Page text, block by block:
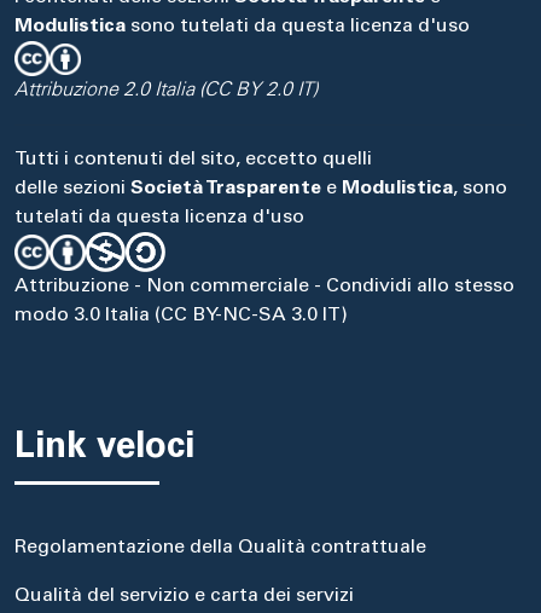
Modulistica sono tutelati da questa licenza d'uso
Attribuzione 2.0 Italia (CC BY 2.0 IT)
Tutti i contenuti del sito, eccetto quelli
delle sezioni Società Trasparente e Modulistica, sono
tutelati da questa licenza d'uso
Attribuzione - Non commerciale - Condividi allo stesso
modo 3.0 Italia (CC BY-NC-SA 3.0 IT)
Link veloci
Regolamentazione della Qualità contrattuale
Qualità del servizio e carta dei servizi